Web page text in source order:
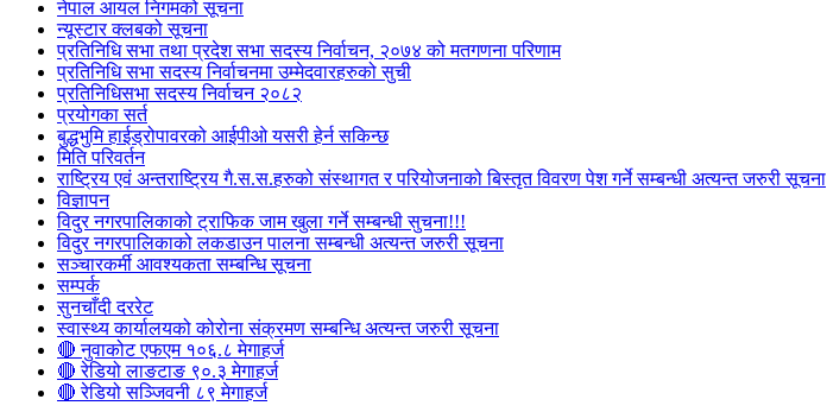
नेपाल आयल निगमको सूचना
न्यूस्टार क्लबको सूचना
प्रतिनिधि सभा तथा प्रदेश सभा सदस्य निर्वाचन, २०७४ को मतगणना परिणाम
प्रतिनिधि सभा सदस्य निर्वाचनमा उम्मेदवारहरुको सुची
प्रतिनिधिसभा सदस्य निर्वाचन २०८२
प्रयोगका सर्त
बुद्धभुमि हाईड्रोपावरको आईपीओ यसरी हेर्न सकिन्छ
मिति परिवर्तन
राष्ट्रिय एवं अन्तराष्ट्रिय गै.स.स.हरुको संस्थागत र परियोजनाको बिस्तृत विवरण पेश गर्ने सम्बन्धी अत्यन्त जरुरी सूचना
विज्ञापन
विदुर नगरपालिकाको ट्राफिक जाम खुला गर्ने सम्बन्धी सुचना!!!
विदुर नगरपालिकाको लकडाउन पालना सम्बन्धी अत्यन्त जरुरी सूचना
सञ्चारकर्मी आवश्यकता सम्बन्धि सूचना
सम्पर्क
सुनचाँदी दररेट
स्वास्थ्य कार्यालयको कोरोना संक्रमण सम्बन्धि अत्यन्त जरुरी सूचना
🔴 नुवाकोट एफएम १०६.८ मेगाहर्ज
🔴 रेडियो लाङटाङ ९०.३ मेगाहर्ज
🔴 रेडियो सञ्जिवनी ८९ मेगाहर्ज